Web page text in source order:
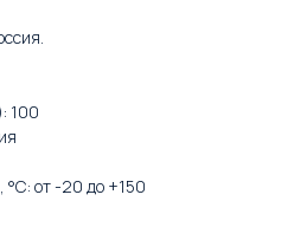
100
°С: от -20 до +150